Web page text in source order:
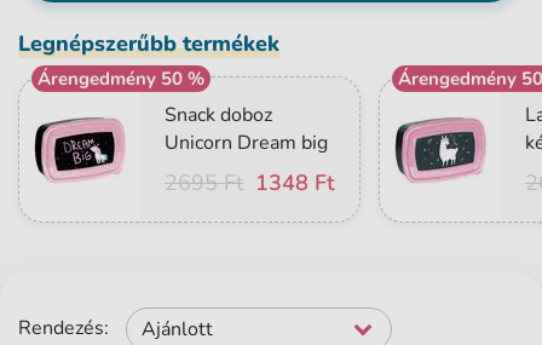
Legnépszerűbb termékek
Árengedmény 50 %
Snack doboz
Unicorn Dream big
2695 Ft 1348 Ft
Árengedmény
Rendezés: Ajánlott